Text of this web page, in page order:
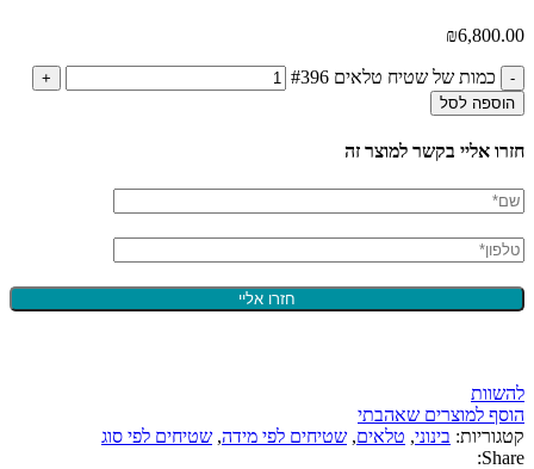
₪6,800.00
כמות של שטיח טלאים #396
הוספה לסל
חזרו אליי בקשר למוצר זה
להשוות
הוסף למוצרים שאהבתי
קטגוריות: בינוני, טלאים, שטיחים לפי מידה, שטיחים לפי סוג
Share: